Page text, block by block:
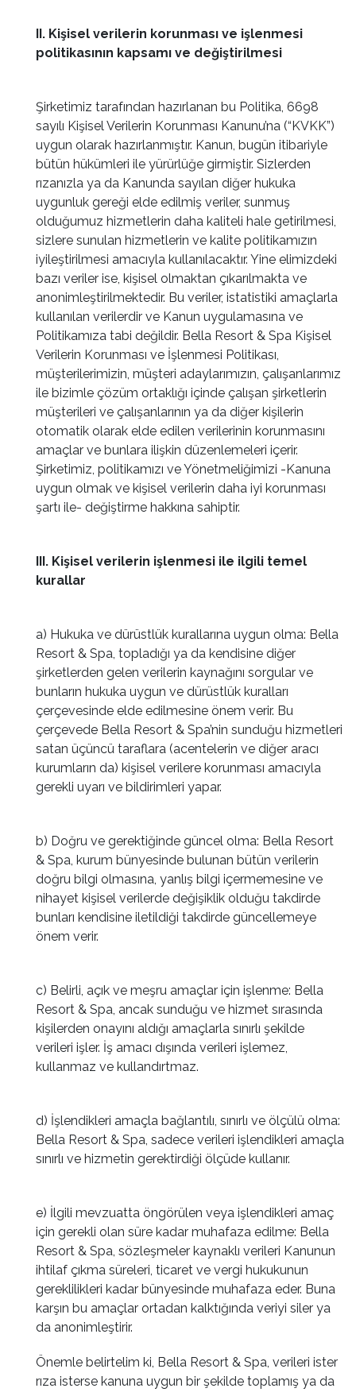
II. Kişisel verilerin korunması ve işlenmesi
politikasının kapsamı ve değiştirilmesi
Şirketimiz tarafından hazırlanan bu Politika, 6698
sayılı Kişisel Verilerin Korunması Kanunu’na (“KVKK”)
uygun olarak hazırlanmıştır. Kanun, bugün itibariyle
bütün hükümleri ile yürürlüğe girmiştir. Sizlerden
rızanızla ya da Kanunda sayılan diğer hukuka
uygunluk gereği elde edilmiş veriler, sunmuş
olduğumuz hizmetlerin daha kaliteli hale getirilmesi,
sizlere sunulan hizmetlerin ve kalite politikamızın
iyileştirilmesi amacıyla kullanılacaktır. Yine elimizdeki
bazı veriler ise, kişisel olmaktan çıkarılmakta ve
anonimleştirilmektedir. Bu veriler, istatistiki amaçlarla
kullanılan verilerdir ve Kanun uygulamasına ve
Politikamıza tabi değildir. Bella Resort & Spa Kişisel
Verilerin Korunması ve İşlenmesi Politikası,
müşterilerimizin, müşteri adaylarımızın, çalışanlarımız
ile bizimle çözüm ortaklığı içinde çalışan şirketlerin
müşterileri ve çalışanlarının ya da diğer kişilerin
otomatik olarak elde edilen verilerinin korunmasını
amaçlar ve bunlara ilişkin düzenlemeleri içerir.
Şirketimiz, politikamızı ve Yönetmeliğimizi -Kanuna
uygun olmak ve kişisel verilerin daha iyi korunması
şartı ile- değiştirme hakkına sahiptir.
III. Kişisel verilerin işlenmesi ile ilgili temel
kurallar
a) Hukuka ve dürüstlük kurallarına uygun olma: Bella
Resort & Spa, topladığı ya da kendisine diğer
şirketlerden gelen verilerin kaynağını sorgular ve
bunların hukuka uygun ve dürüstlük kuralları
çerçevesinde elde edilmesine önem verir. Bu
çerçevede Bella Resort & Spa’nin sunduğu hizmetleri
satan üçüncü taraflara (acentelerin ve diğer aracı
kurumların da) kişisel verilere korunması amacıyla
gerekli uyarı ve bildirimleri yapar.
b) Doğru ve gerektiğinde güncel olma: Bella Resort
& Spa, kurum bünyesinde bulunan bütün verilerin
doğru bilgi olmasına, yanlış bilgi içermemesine ve
nihayet kişisel verilerde değişiklik olduğu takdirde
bunları kendisine iletildiği takdirde güncellemeye
önem verir.
c) Belirli, açık ve meşru amaçlar için işlenme: Bella
Resort & Spa, ancak sunduğu ve hizmet sırasında
kişilerden onayını aldığı amaçlarla sınırlı şekilde
verileri işler. İş amacı dışında verileri işlemez,
kullanmaz ve kullandırtmaz.
d) İşlendikleri amaçla bağlantılı, sınırlı ve ölçülü olma:
Bella Resort & Spa, sadece verileri işlendikleri amaçla
sınırlı ve hizmetin gerektirdiği ölçüde kullanır.
e) İlgili mevzuatta öngörülen veya işlendikleri amaç
için gerekli olan süre kadar muhafaza edilme: Bella
Resort & Spa, sözleşmeler kaynaklı verileri Kanunun
ihtilaf çıkma süreleri, ticaret ve vergi hukukunun
gereklilikleri kadar bünyesinde muhafaza eder. Buna
karşın bu amaçlar ortadan kalktığında veriyi siler ya
da anonimleştirir.
Önemle belirtelim ki, Bella Resort & Spa, verileri ister
rıza isterse kanuna uygun bir şekilde toplamış ya da